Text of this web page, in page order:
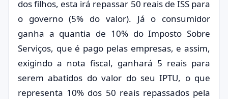
dos filhos, esta irá repassar 50 reais de ISS para
o governo (5% do valor). Já o consumidor
ganha a quantia de 10% do Imposto Sobre
Serviços, que é pago pelas empresas, e assim,
exigindo a nota fiscal, ganhará 5 reais para
serem abatidos do valor do seu IPTU, o que
representa 10% dos 50 reais repassados pela